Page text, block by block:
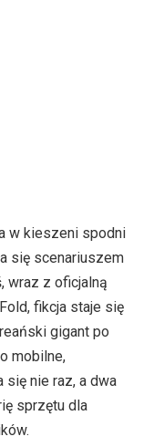
w kieszeni spodni
się scenariuszem
wraz z oficjalną
fikcja staje się
gigant po
mobilne,
się nie raz, a dwa
sprzętu dla